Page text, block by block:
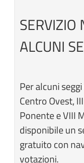
SERVIZIO
ALCUNI
Per alcuni
Centro Ovest,
Ponente e VIII
disponibile un
gratuito con
votazioni.